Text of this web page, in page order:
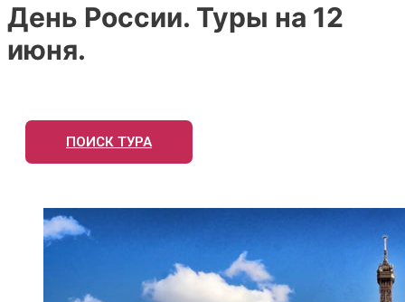
День России. Туры на 12
июня.
ПОИСК ТУРА